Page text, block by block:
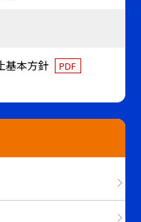
基本方針 PDF